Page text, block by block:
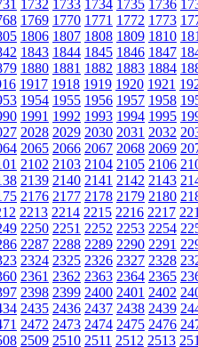
1732 1733 1734 1735 1736
1769 1770 1771 1772 1773
1806 1807 1808 1809 1810
1843 1844 1845 1846 1847
1880 1881 1882 1883 1884
1917 1918 1919 1920 1921
1954 1955 1956 1957 1958
1991 1992 1993 1994 1995
2028 2029 2030 2031 2032
2065 2066 2067 2068 2069
2102 2103 2104 2105 2106
2139 2140 2141 2142 2143
2176 2177 2178 2179 2180
2213 2214 2215 2216 2217
2250 2251 2252 2253 2254
2287 2288 2289 2290 2291
2324 2325 2326 2327 2328
2361 2362 2363 2364 2365
2398 2399 2400 2401 2402
2435 2436 2437 2438 2439
2472 2473 2474 2475 2476
2509 2510 2511 2512 2513